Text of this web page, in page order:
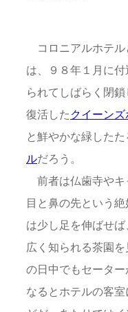
コロニアルホテル
は、９８年１月に
られてしばらく閉
復活した クイーン
と鮮やかな緑した
ルだろう。
前者は仏歯寺やキ
目と鼻の先という
は少し足を伸ばせ
広く知られる茶園
の日中でもセータ
なるとホテルの客